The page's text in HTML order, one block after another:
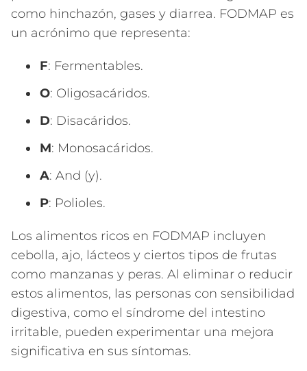
como hinchazón, gases y diarrea. FODMAP es
un acrónimo que representa:
F: Fermentables.
O: Oligosacáridos.
D: Disacáridos.
M: Monosacáridos.
A: And (y).
P: Polioles.
Los alimentos ricos en FODMAP incluyen
cebolla, ajo, lácteos y ciertos tipos de frutas
como manzanas y peras. Al eliminar o reducir
estos alimentos, las personas con sensibilidad
digestiva, como el síndrome del intestino
irritable, pueden experimentar una mejora
significativa en sus síntomas.